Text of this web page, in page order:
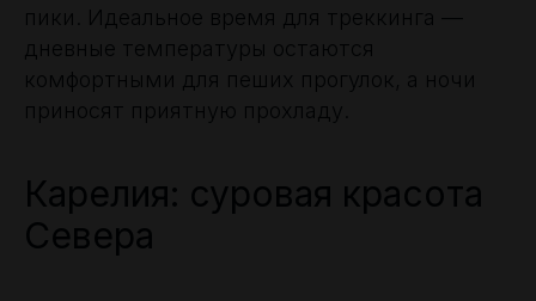
пики. Идеальное время для треккинга —
дневные температуры остаются
комфортными для пеших прогулок, а ночи
приносят приятную прохладу.
Карелия: суровая красота
Севера